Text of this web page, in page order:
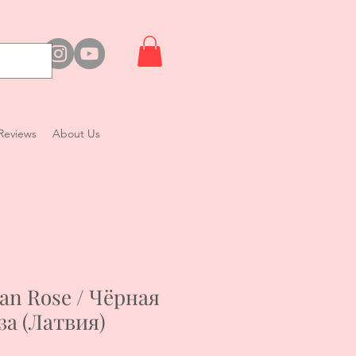
About Us
Rose / Чёрная
(Латвия)